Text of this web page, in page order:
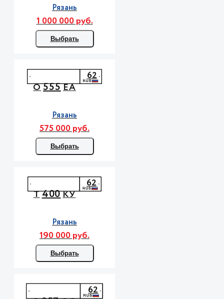
Рязань
1 000 000 руб.
Выбрать
О555ЕА
62
Рязань
575 000 руб.
Выбрать
Т400КУ
62
Рязань
190 000 руб.
Выбрать
62